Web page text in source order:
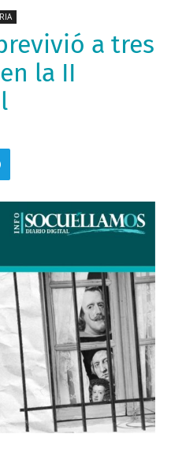
a tres
la II